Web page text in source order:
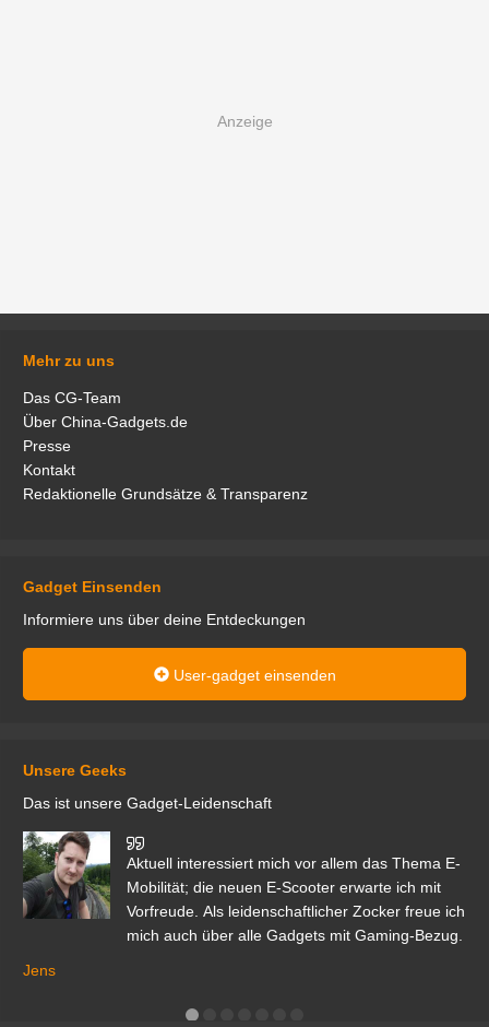
Mehr zu uns
Das CG-Team
Über China-Gadgets.de
Presse
Kontakt
Redaktionelle Grundsätze & Transparenz
Gadget Einsenden
Informiere uns über deine Entdeckungen
User-gadget einsenden
Unsere Geeks
Das ist unsere Gadget-Leidenschaft
Aktuell interessiert mich vor allem das Thema E-
Mobilität; die neuen E-Scooter erwarte ich mit
Vorfreude. Als leidenschaftlicher Zocker freue ich
mich auch über alle Gadgets mit Gaming-Bezug.
Jens